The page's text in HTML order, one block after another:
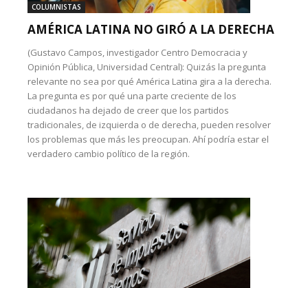
COLUMNISTAS
AMÉRICA LATINA NO GIRÓ A LA DERECHA
(Gustavo Campos, investigador Centro Democracia y
Opinión Pública, Universidad Central): Quizás la pregunta
relevante no sea por qué América Latina gira a la derecha.
La pregunta es por qué una parte creciente de los
ciudadanos ha dejado de creer que los partidos
tradicionales, de izquierda o de derecha, pueden resolver
los problemas que más les preocupan. Ahí podría estar el
verdadero cambio político de la región.